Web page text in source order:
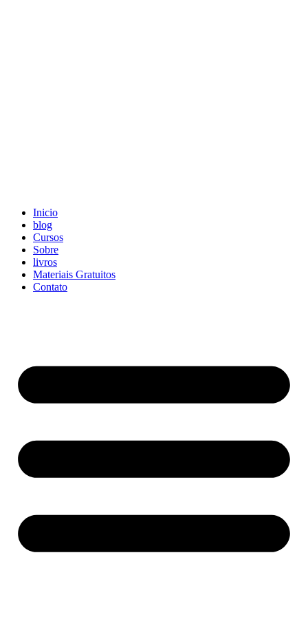
Inicio
blog
Cursos
Sobre
livros
Materiais Gratuitos
Contato